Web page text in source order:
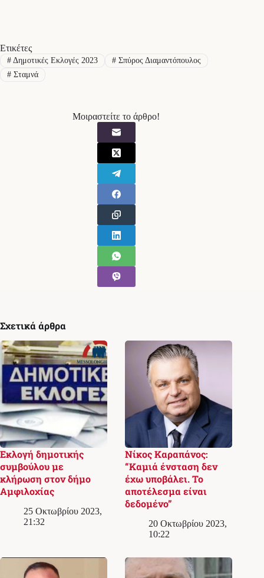
Ετικέτες
#Δημοτικές Εκλογές 2023 #Σπύρος Διαμαντόπουλος
#Σταμνά
Μοιραστείτε το άρθρο!
Σχετικά άρθρα
Εκλογή δημοτικής
συμβούλου με
κλήρωση στον δήμο
Αμφιλοχίας
25 Οκτωβρίου 2023,
21:32
Νίκος Καραπάνος:
“Καμιά ένσταση δεν
έχω υποβάλει. Το
αποτέλεσμα είναι
δεδομένο”
20 Οκτωβρίου 2023,
10:22